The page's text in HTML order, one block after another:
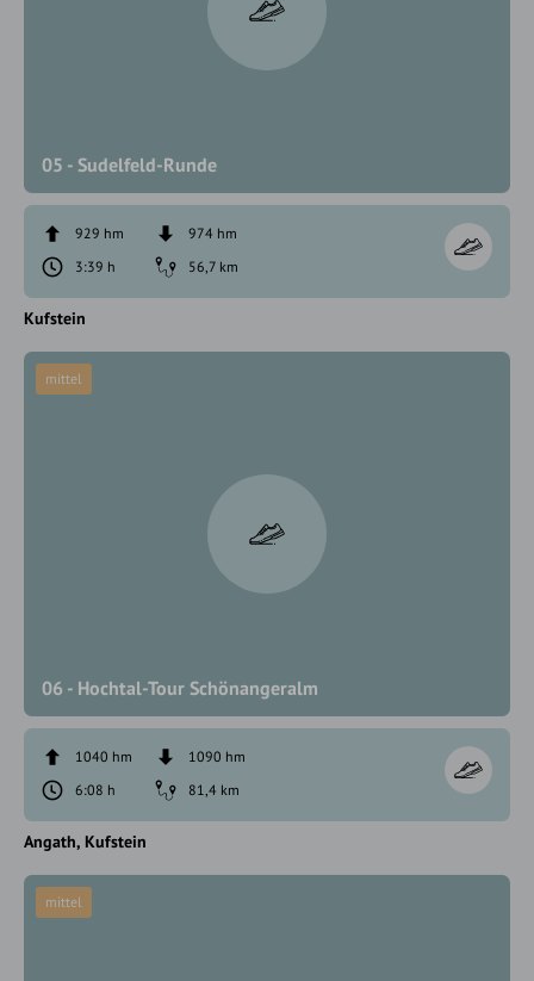
05 - Sudelfeld-Runde
929 hm
974 hm
3:39 h
56,7 km
Kufstein
06 - Hochtal-Tour Schönangeralm
mittel
1040 hm
1090 hm
6:08 h
81,4 km
Angath Kufstein
mittel